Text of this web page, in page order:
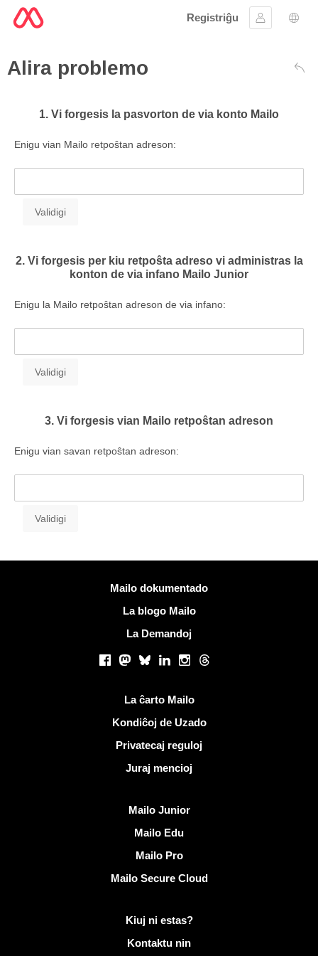
Registriĝu
Ensaluti
Alira problemo
1. Vi forgesis la pasvorton de via konto Mailo
Enigu vian Mailo retpoŝtan adreson:
2. Vi forgesis per kiu retpoŝta adreso vi administras la
konton de via infano Mailo Junior
Enigu la Mailo retpoŝtan adreson de via infano:
3. Vi forgesis vian Mailo retpoŝtan adreson
Enigu vian savan retpoŝtan adreson:
Mailo dokumentado
La blogo Mailo
La Demandoj
Facebook
Mastodon
BlueskyLinkedInInstagram
Threads
La ĉarto Mailo
Kondiĉoj de Uzado
Privatecaj reguloj
Juraj mencioj
Mailo Junior
Mailo Edu
Mailo Pro
Mailo Secure Cloud
Pliaj informoj pri MailoKiuj ni estas?
Kontaktu nin